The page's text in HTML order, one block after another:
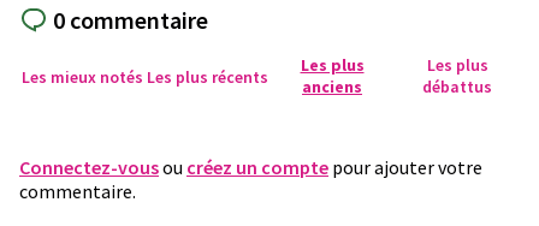
0 commentaire
Les mieux notés Les plus récents
Les plus
anciens
Les plus
débattus
Connectez-vousou créez un compte pour ajouter votre
commentaire.